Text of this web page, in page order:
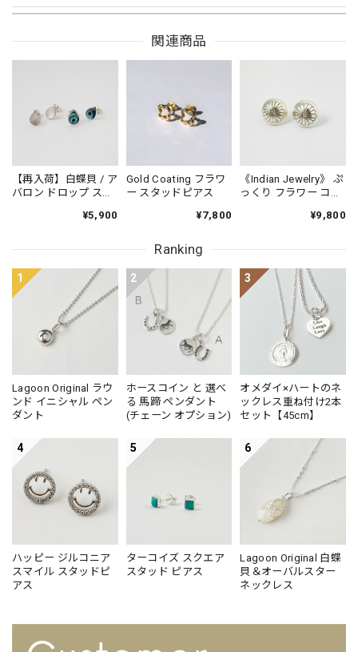
マット 仕上げ
関連商品
【再入荷】白蝶貝 / ア
バロン ドロップ スタ
アス プチピアス¥5,900
Gold Coating フラワ
ー スタッドピアス
¥7,800
《Indian Jewelry》 ぷ
っくり フラワー コン
¥9,800
Ranking
1
Lagoon Original ラウ
ンド イニシャル ペン
ダント
2
ホースコイン と 選べ
る 馬蹄 ペンダント
(チェーン オプション)
3
オメダイ×ハートのネ
ックレス重ね付け2本
セット【45cm】
4
ハッピー ジルコニア
スマイル スタッドピ
アス
5
ターコイズ スクエア
スタッド ピアス
6
Lagoon Original 白蝶
貝＆オーバルスター
ネックレス